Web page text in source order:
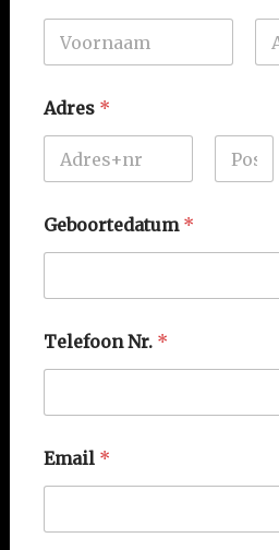
Adres *
Geboortedatum *
Telefoon Nr. *
Email *